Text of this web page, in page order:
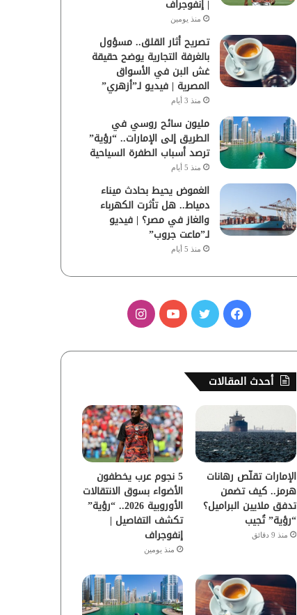
| إنفوجراف
منذ يومين
تصريح أثار القلق.. مسؤول
بالغرفة التجارية يوضح حقيقة
غش البن في الأسواق
المصرية | فيديو لـ”أزهري”
منذ 3 أيام
مليون سائح روسي في
الطريق إلى الإمارات.. “رؤية”
ترصد أسباب الطفرة السياحية
منذ 5 أيام
الغموض يحيط بحادث ميناء
دمياط.. هل تأثرت الكهرباء
والغاز في مصر؟ | فيديو
لـ”ماعت جروب”
منذ 5 أيام
ف
س
و
ك
ي
و
ب
ا
ق
ر
ا
م
أحدث المقالات
الإمارات تقلّص رهانات
هرمز.. كيف تضمن
تدفق ملايين البراميل؟
“رؤية” تُجيب
منذ 9 دقائق
5 نجوم عرب يخطفون
الأضواء بسوق الانتقالات
الأوروبية 2026.. “رؤية”
تكشف التفاصيل |
إنفوجراف
منذ يومين